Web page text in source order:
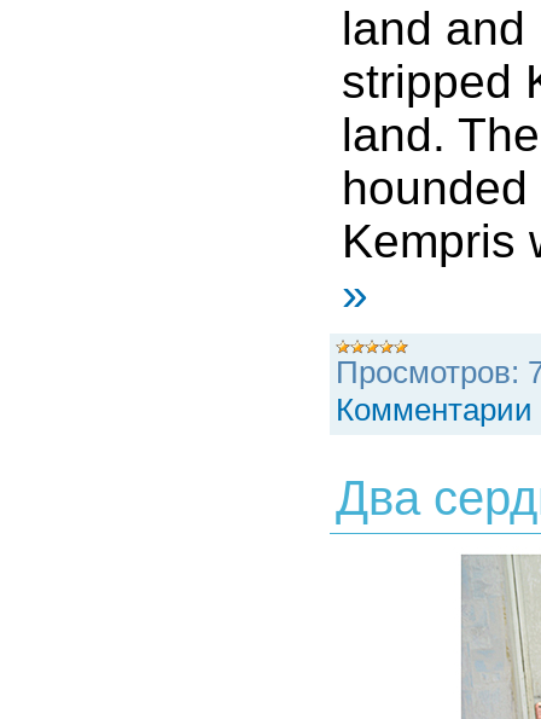
land and
stripped
land.
Kempris
»
Просмотров:
Комментарии
Два